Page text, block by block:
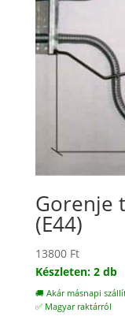
Gorenje
(E44)
13800 Ft
Készleten: 2 db
🚚 Akár másnapi
✅ Magyar raktárról